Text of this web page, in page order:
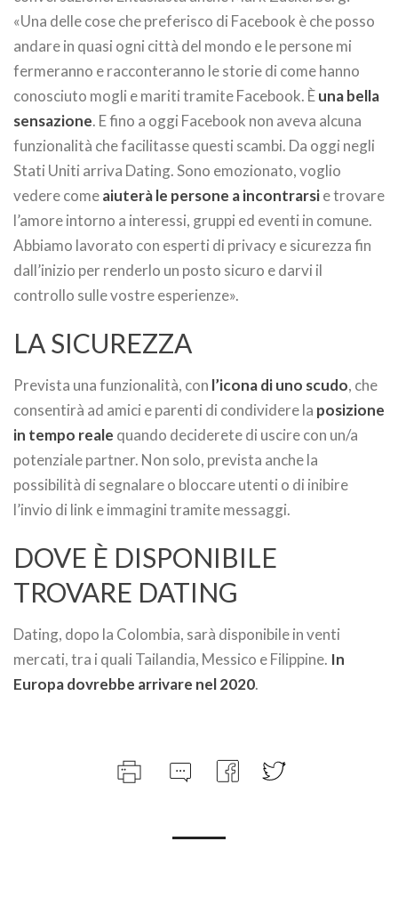
«Una delle cose che preferisco di Facebook è che posso
andare in quasi ogni città del mondo e le persone mi
fermeranno e racconteranno le storie di come hanno
conosciuto mogli e mariti tramite Facebook. Èuna bella
sensazione. E fino a oggi Facebook non aveva alcuna
funzionalità che facilitasse questi scambi. Da oggi negli
Stati Uniti arriva Dating. Sono emozionato, voglio
vedere comeaiuterà le persone a incontrarsie trovare
l’amore intorno a interessi, gruppi ed eventi in comune.
Abbiamo lavorato con esperti di privacy e sicurezza fin
dall’inizio per renderlo un posto sicuro e darvi il
controllo sulle vostre esperienze».
LA SICUREZZA
Prevista una funzionalità, con l’icona di uno scudo, che
consentirà ad amici e parenti di condividere la posizione
in tempo reale quando deciderete di uscire con un/a
potenziale partner. Non solo, prevista anche la
possibilità di segnalare o bloccare utenti o di inibire
l’invio di link e immagini tramite messaggi.
DOVE È DISPONIBILE
TROVARE DATING
Dating, dopo la Colombia, sarà disponibile in venti
mercati, tra i quali Tailandia, Messico e Filippine. In
Europa dovrebbe arrivare nel 2020.